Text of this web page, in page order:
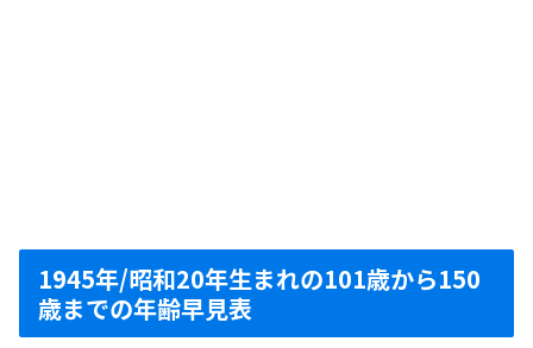
1945年/昭和20年生まれの101歳から150
歳までの年齢早見表